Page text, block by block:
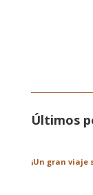
Últimos
¡Un gran viaje